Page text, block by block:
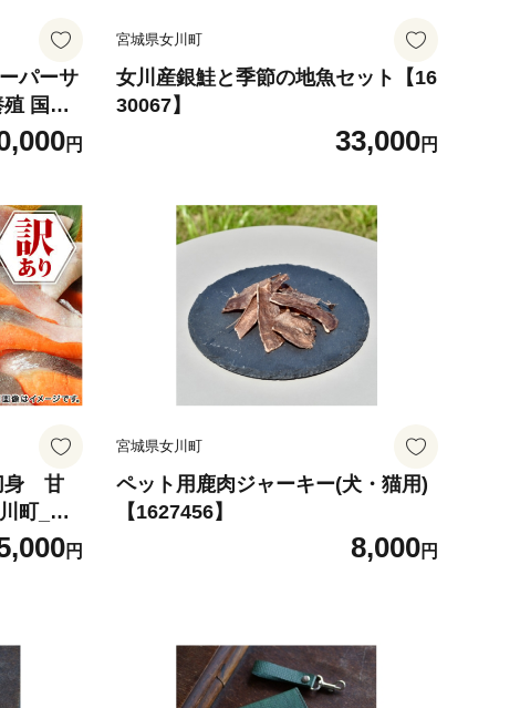
パーサ
国産
円
宮城県女川町
女川産銀鮭と季節の地魚セット【16
30067】
33,000円
身 甘
町_訳
切身 甘
容量
円
宮城県女川町
ペット用鹿肉ジャーキー(犬・猫用)
【1627456】
8,000円